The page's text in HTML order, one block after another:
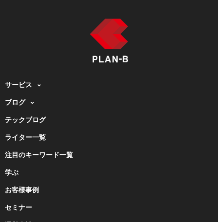
サービス
ブログ
テックブログ
ライター一覧
注目のキーワード一覧
学ぶ
お客様事例
セミナー